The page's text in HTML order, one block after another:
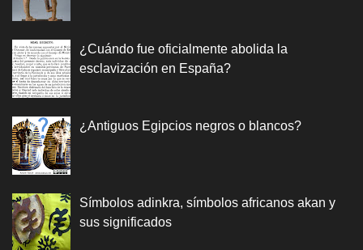
¿Cuándo fue oficialmente abolida la
esclavización en España?
¿Antiguos Egipcios negros o blancos?
Símbolos adinkra, símbolos africanos akan y
sus significados